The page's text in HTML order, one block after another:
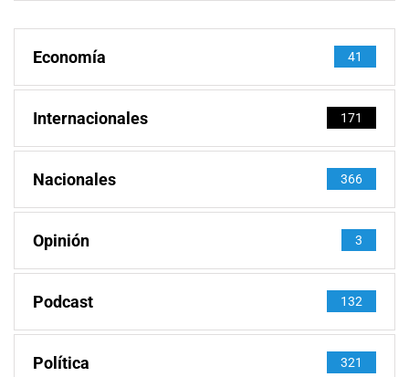
Economía 41
Internacionales 171
Nacionales 366
Opinión 3
Podcast 132
Política 321